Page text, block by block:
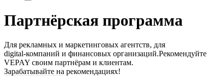
Партнёрская программа
Для рекламных и маркетинговых агентств, для
digital-компаний и финансовых организаций.Рекомендуйте
VEPAY своим партнёрам и клиентам.
Зарабатывайте на рекомендациях!